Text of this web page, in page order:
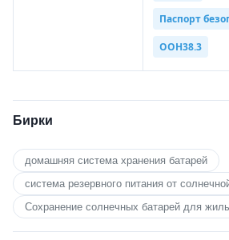
Паспорт
ООН38.3
Бирки
домашняя система хранения батарей
система резервного питания от
Сохранение солнечных батарей для